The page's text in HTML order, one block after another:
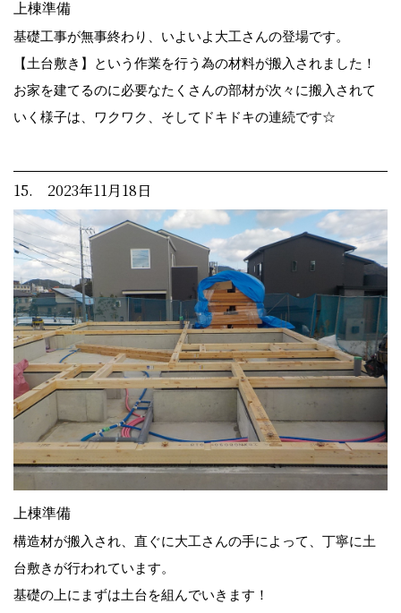
上棟準備
基礎工事が無事終わり、いよいよ大工さんの登場です。
【土台敷き】という作業を行う為の材料が搬入されました！
お家を建てるのに必要なたくさんの部材が次々に搬入されて
いく様子は、ワクワク、そしてドキドキの連続です☆
15. 2023年11月18日
上棟準備
構造材が搬入され、直ぐに大工さんの手によって、丁寧に土
台敷きが行われています。
基礎の上にまずは土台を組んでいきます！